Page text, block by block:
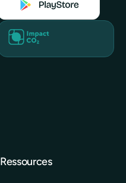
Ressources